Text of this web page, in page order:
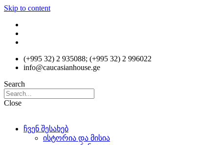
Skip to content
(+995 32) 2 935088; (+995 32) 2 996022
info@caucasianhouse.ge
Search
Close
ჩვენ შესახებ
ისტორია და მისია